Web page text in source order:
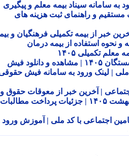
۱۴۰۵ | ورود به سامانه سیناد بیمه معلم و پیگیری
و راهنمای ثبت هزینه های
۱۴۰۵ | آخرین خبر از بیمه تکمیلی فرهنگیان و بیمه
استفاده از بیمه درمان
۱۴۰۵
دریافت فیش حقوقی بازنشستگان ۱۴۰۵ | مشاهده و دانلود فیش
| لینک ورود به سامانه فیش حقوقی
| آخرین خبر از معوقات حقوق و
مابه التفاوت فروردین و اردیبهشت ۱۴۰۵ | جزئیات پرداخت مطالبات
اجتماعی با کد ملی | آموزش ورود به